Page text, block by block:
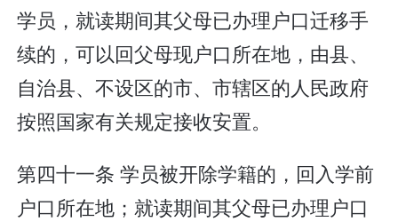
学员，就读期间其父母已办理户口迁移手
续的，可以回父母现户口所在地，由县、
自治县、不设区的市、市辖区的人民政府
按照国家有关规定接收安置。
第四十一条 学员被开除学籍的，回入学前
户口所在地；就读期间其父母已办理户口